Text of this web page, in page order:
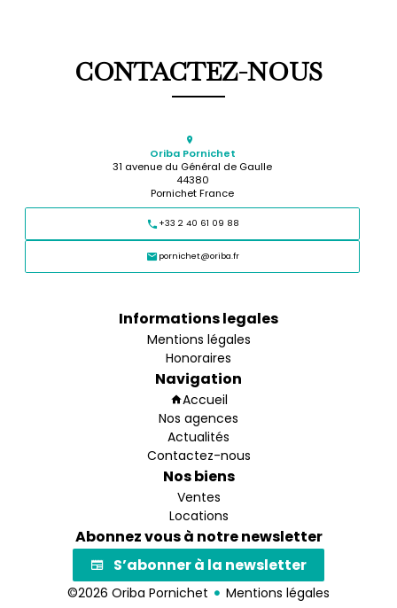
CONTACTEZ-NOUS
Oriba Pornichet
31 avenue du Général de Gaulle
44380
Pornichet France
+33 2 40 61 09 88
pornichet@oriba.fr
Informations legales
Mentions légales
Honoraires
Navigation
Accueil
Nos agences
Actualités
Contactez-nous
Nos biens
Ventes
Locations
Abonnez vous à notre newsletter
S’abonner à la newsletter
©2026 Oriba Pornichet
Mentions légales